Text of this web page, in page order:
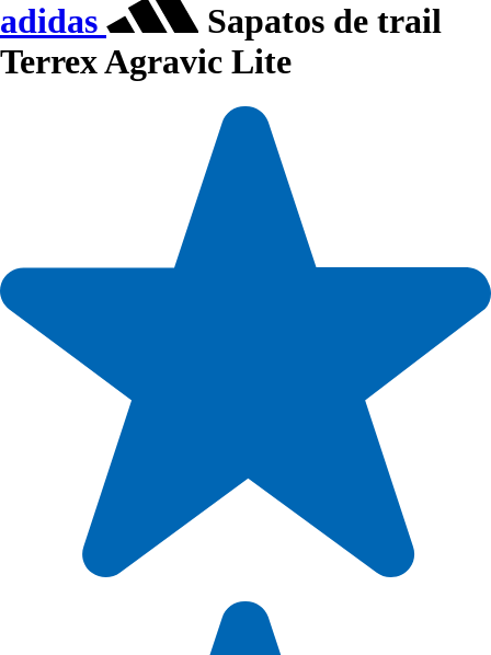
adidas
Sapatos de trail
Terrex Agravic Lite